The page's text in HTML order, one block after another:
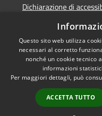
Dichiarazione di
Obbietivi di accessibilità
Accessibilità
Questo sito web utilizza
necessari al corretto
nonché un cookie tecnico
informazioni
Per maggiori dettagli, può
ACCETTA TUTTO